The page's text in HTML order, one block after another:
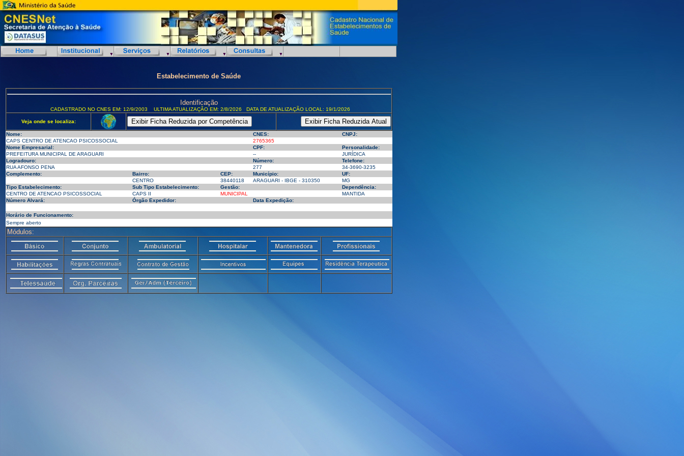
Estabelecimento de Saúde
Identificação
CADASTRADO NO CNES EM: 12/9/2003 ULTIMA ATUALIZAÇÃO EM: 2/8/2026 DATA DE ATUALIZAÇÃO LOCAL: 19/1/2026
Veja onde se localiza:
Nome: CNES:
CNPJ:
CAPS CENTRO DE ATENCAO PSICOSSOCIAL
2765365
Nome Empresarial:
CPF:
Personalidade:
PREFEITURA MUNICIPAL DE ARAGUARI
--
JURÍDICA
Logradouro:
Número:
Telefone:
RUA AFONSO PENA
277
34-3690-3235
Complemento:
Bairro: CEP: Município:
UF:
CENTRO
38440118 ARAGUARI - IBGE - 310350
MG
Tipo Estabelecimento:
Sub Tipo Estabelecimento: Gestão:
Dependência:
CENTRO DE ATENCAO PSICOSSOCIAL
CAPS II MUNICIPAL
MANTIDA
Número Alvará:
Órgão Expedidor: Data Expedição:
Horário de Funcionamento:
Sempre aberto
Módulos: